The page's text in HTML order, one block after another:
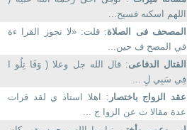
اللهم اسكنه فسيح...
المصحف فى الصلاة: قلت: «لا تجوز القرا ءة
في المصح ف حين...
القتال الدفاعى: قال الله جل وعلا ( وَقَا تِلُو ا
فِي سَبِي لِ ...
عقد الزواج باختصار : اهلا استاذ ي لقد قرات
عدة مقالا ت عن الزوا ج ...